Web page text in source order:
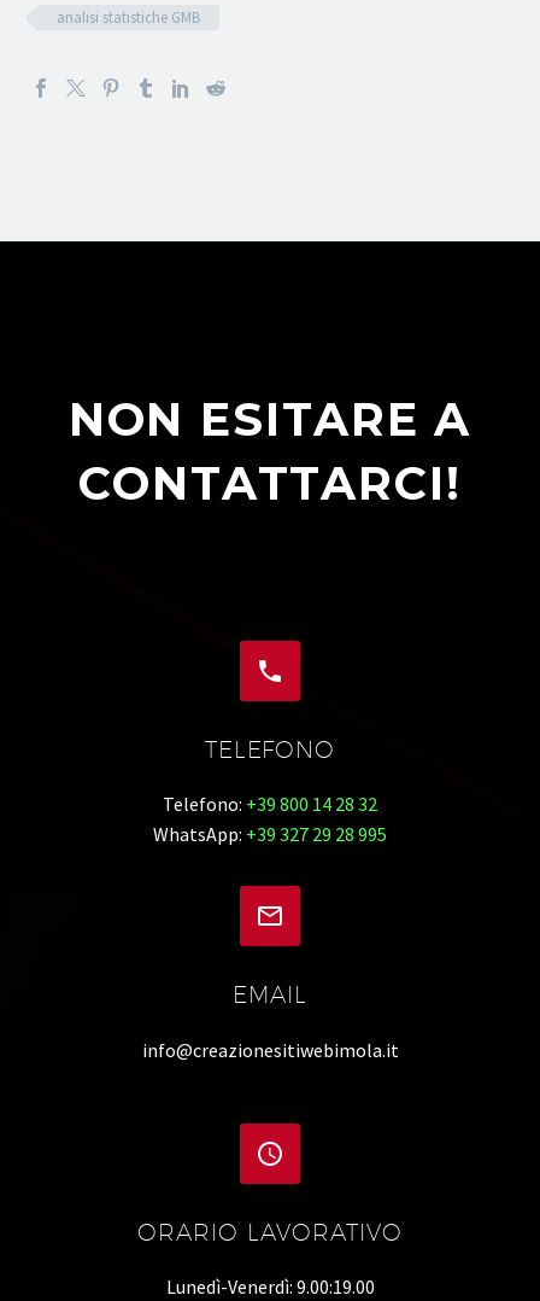
analisi statistiche GMB
NON ESITARE A
CONTATTARCI!


TELEFONO
Telefono: +39 800 14 28 32
WhatsApp: +39 327 29 28 995


EMAIL
info@creazionesitiwebimola.it


ORARIO LAVORATIVO
Lunedì-Venerdì: 9.00:19.00